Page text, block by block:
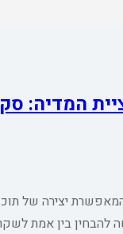
המדיה:
יצירה של תוכן
בין אמת